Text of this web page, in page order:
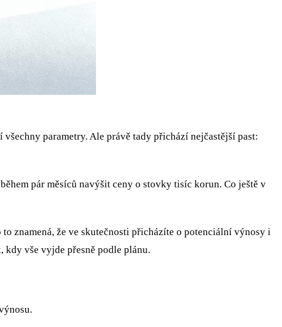
parametry. Ale právě tady přichází nejčastější past:
pár měsíců navýšit ceny o stovky tisíc korun. Co ještě v
znamená, že ve skutečnosti přicházíte o potenciální výnosy i
kdy vše vyjde přesně podle plánu.